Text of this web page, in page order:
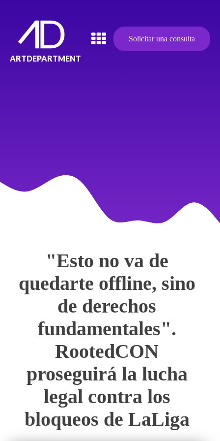
ARTDEPARTMENT
Solicitar una consulta
"Esto no va de
quedarte offline, sino
de derechos
fundamentales".
RootedCON
proseguirá la lucha
legal contra los
bloqueos de LaLiga